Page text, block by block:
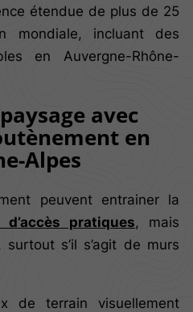
étendue de plus de 25
mondiale, incluant des
en Auvergne-Rhône-
avec
en
Alpes
peuvent entrainer la
pratiques, mais
s’il s’agit de murs
de terrain visuellement